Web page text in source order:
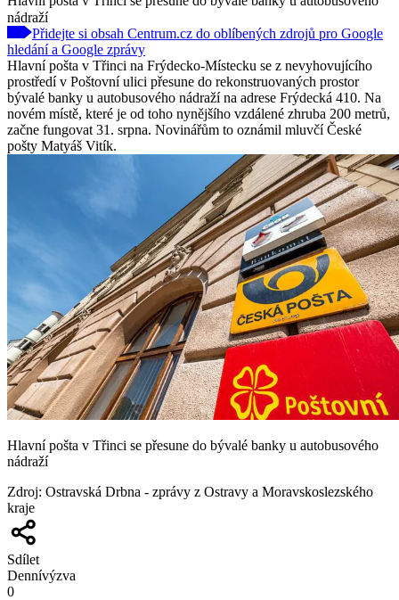
nádraží
Přidejte si obsah Centrum.cz do oblíbených zdrojů pro Google
hledání a Google zprávy
Hlavní pošta v Třinci na Frýdecko-Místecku se z nevyhovujícího
prostředí v Poštovní ulici přesune do rekonstruovaných prostor
bývalé banky u autobusového nádraží na adrese Frýdecká 410. Na
novém místě, které je od toho nynějšího vzdálené zhruba 200 metrů,
začne fungovat 31. srpna. Novinářům to oznámil mluvčí České
pošty Matyáš Vitík.
Hlavní pošta v Třinci se přesune do bývalé banky u autobusového
nádraží
Zdroj: Ostravská Drbna - zprávy z Ostravy a Moravskoslezského
kraje
Sdílet
Dennívýzva
0